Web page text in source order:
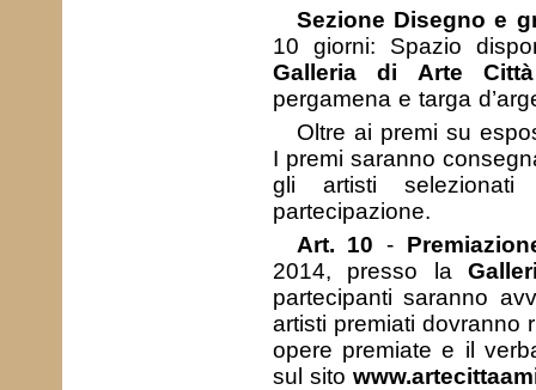
Sezione Disegno e
10 giorni: Spazio
Galleria di Arte
pergamena e targa
Oltre ai premi su
I premi saranno
gli artisti
partecipazione.
Art. 10 -
2014, presso la
partecipanti saranno
artisti premiati dovranno
opere premiate e il
sul sito